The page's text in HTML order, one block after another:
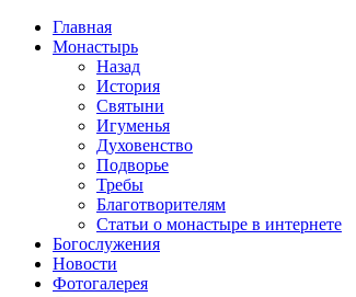
Перейти
содержимому
Главная
Монастырь
Назад
История
Святыни
Игуменья
Духовенство
Подворье
Требы
Благотворителям
Статьи о монастыре в интернете
Богослужения
Новости
Фотогалерея